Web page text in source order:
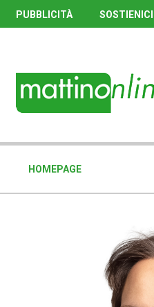
PUBBLICITÀ SOSTIENICI
HOMEPAGE